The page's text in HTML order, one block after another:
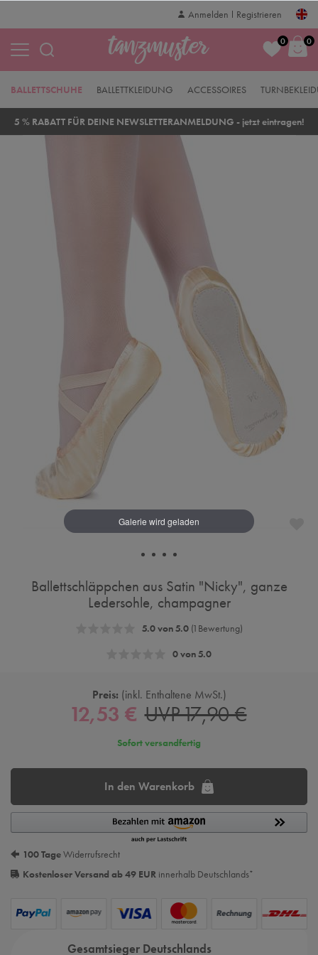
Anmelden Registrieren
0 0
BALLETTKLEIDUNG
BALLETTSCHUHE ACCESSOIRES
5 % RABATT FÜR DEINE NEWSLETTERANMELDUNG - jetzt eintragen!
Ballettschläppchen aus Satin "Nicky", ganze
Ledersohle, champagner
5.0 von 5.0(1 Bewertung)
0 von 5.0
Preis: inkl. Enthaltene MwSt.
UVP 17,90 €
12,53 €
Sofort versandfertig
In den Warenkorb
100 TageWiderrufsrecht
Kostenloser Versand ab 49 EUR innerhalb Deutschlands*
Gesamtsieger Deutschlands